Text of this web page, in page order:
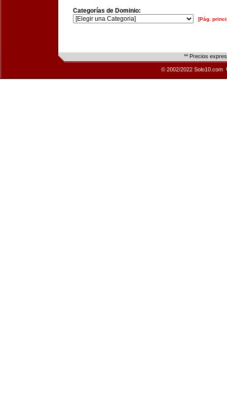
Categorías de Dominio:
[Pág.
** Precios
© 2002/2022 Solo10.com